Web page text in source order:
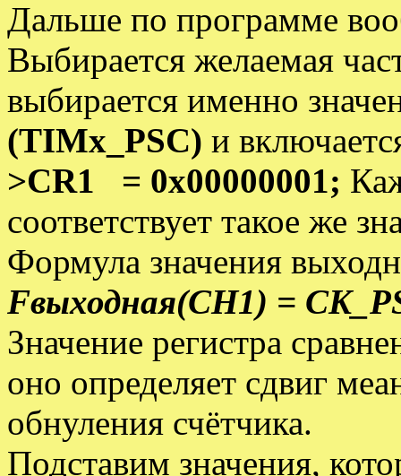
Дальше по программе
Выбирается желаемая
выбирается именно
(TIMx_PSC) и
>CR1 = 0x00000001;
соответствует такое же
Формула значения
Fвыходная(CH1) =
Значение регистра
оно определяет сдвиг
обнуления счётчика.
Подставим значения,